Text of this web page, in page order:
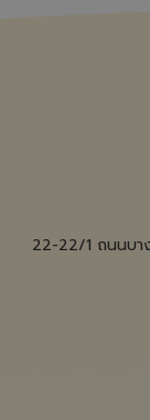
22-22/1 ถนนบา